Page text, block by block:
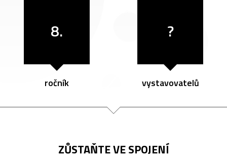
8.
ročník
?
vystavovatelů
ZŮSTAŇTE VE SPOJENÍ